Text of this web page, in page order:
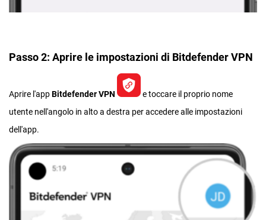
Passo 2: Aprire le impostazioni di Bitdefender VPN
Aprire l'appBitdefender VPN
e toccare il proprio nome
utente nell'angolo in alto a destra per accedere alle impostazioni
dell'app.